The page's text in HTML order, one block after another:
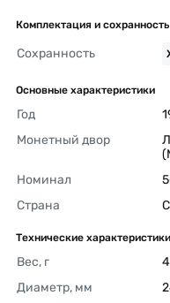
Комплектация и сохранность
Сохранность
Основные характеристики
Год
Монетный двор
Номинал
Страна
Технические характеристики
Вес, г
Диаметр, мм